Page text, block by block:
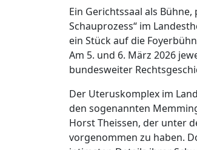
Ein Gerichtssaal als
Schauprozess“ im
ein Stück auf die
Am 5. und 6. März 2026
bundesweiter
Der Uteruskomplex im
den sogenannten
Horst Theissen, der unter
vorgenommen zu haben.